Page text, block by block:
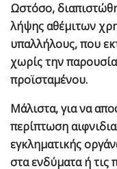
Ωστόσο,
λήψης αθέμιτων
υπαλλήλους, που
χωρίς την
προϊσταμένου.
Μάλιστα, για να
περίπτωση
εγκληματικής
στα ενδύματα ή τις